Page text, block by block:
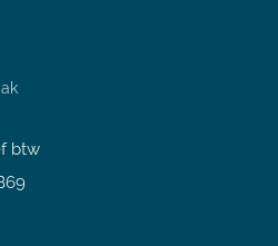
btw
dit product?
Welk apparaat past bij mij?
Afhalen of bezichtigen